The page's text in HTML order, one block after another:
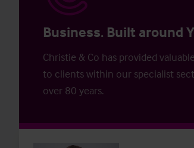
Business. Built around
Christie & Co has provided
to clients within our specialist
over 80 years.